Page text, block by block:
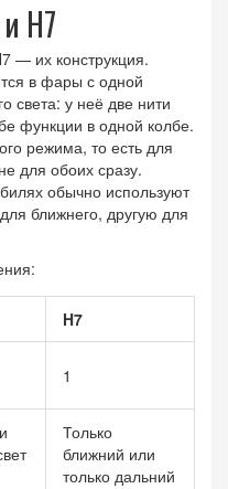
H7
— их конструкция.
в фары с одной
света: у неё две нити
функции в одной колбе.
режима, то есть для
для обоих сразу.
обычно используют
ближнего, другую для
H7
1
Только
ближний или
только дальний